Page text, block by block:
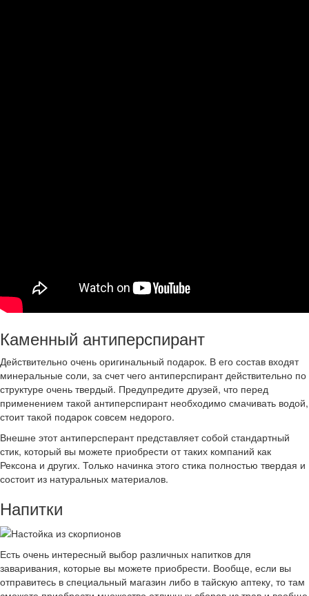
Каменный антиперспирант
Действительно очень оригинальный подарок. В его состав входят
минеральные соли, за счет чего антиперспирант действительно по
структуре очень твердый. Предупредите друзей, что перед
применением такой антиперспирант необходимо смачивать водой,
стоит такой подарок совсем недорого.
Внешне этот антиперсперант представляет собой стандартный
стик, который вы можете приобрести от таких компаний как
Рексона и других. Только начинка этого стика полностью твердая и
состоит из натуральных материалов.
Напитки
Есть очень интересный выбор различных напитков для
заваривания, которые вы можете приобрести. Вообще, если вы
отправитесь в специальный магазин либо в тайскую аптеку, то там